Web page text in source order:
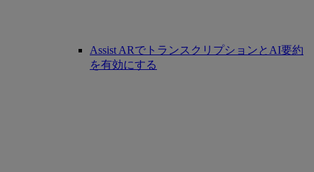
Assist ARでトランスクリプションとAI要約
を有効にする